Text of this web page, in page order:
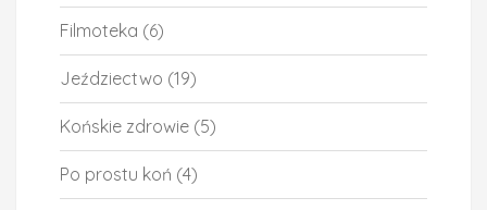
Filmoteka (6)
Jeździectwo (19)
Końskie zdrowie (5)
Po prostu koń (4)